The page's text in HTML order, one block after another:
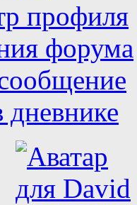
профиля
форума
дневнике